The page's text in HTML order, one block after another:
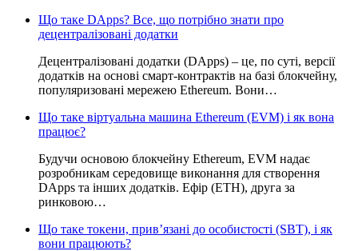
Що таке DApps? Все, що потрібно знати про
децентралізовані додатки
Децентралізовані додатки (DApps) – це, по суті, версії
додатків на основі смарт-контрактів на базі блокчейну,
популяризовані мережею Ethereum. Вони…
Що таке віртуальна машина Ethereum (EVM) і як вона
працює?
Будучи основою блокчейну Ethereum, EVM надає
розробникам середовище виконання для створення
DApps та інших додатків. Ефір (ETH), друга за
ринковою…
Що таке токени, прив’язані до особистості (SBT), і як
вони працюють?